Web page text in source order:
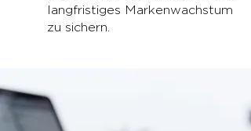
langfristiges Markenwachstum
zu sichern.